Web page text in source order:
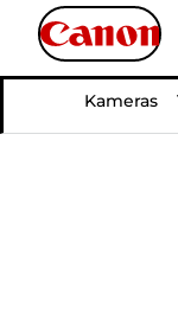
Kameras